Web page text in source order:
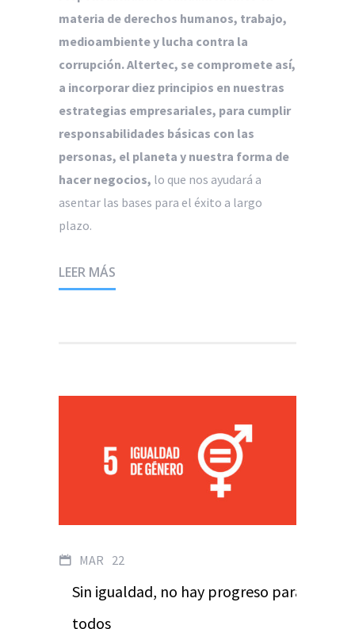
materia de derechos humanos, trabajo,
medioambiente y lucha contra la
corrupción. Altertec, se compromete así,
a incorporar diez principios en nuestras
estrategias empresariales, para cumplir
responsabilidades básicas con las
personas, el planeta y nuestra forma de
hacer negocios, lo que nos ayudará a
asentar las bases para el éxito a largo
plazo.
LEER MÁS
MAR 22
Sin igualdad, no hay progreso para
todos